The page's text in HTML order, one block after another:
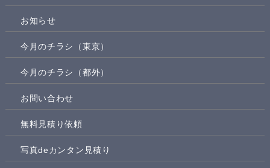
お知らせ
今月のチラシ（東京）
今月のチラシ（都外）
お問い合わせ
無料見積り依頼
写真deカンタン見積り